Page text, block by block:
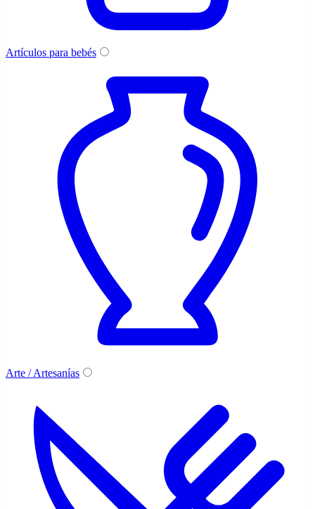
Artículos para bebés
Arte / Artesanías